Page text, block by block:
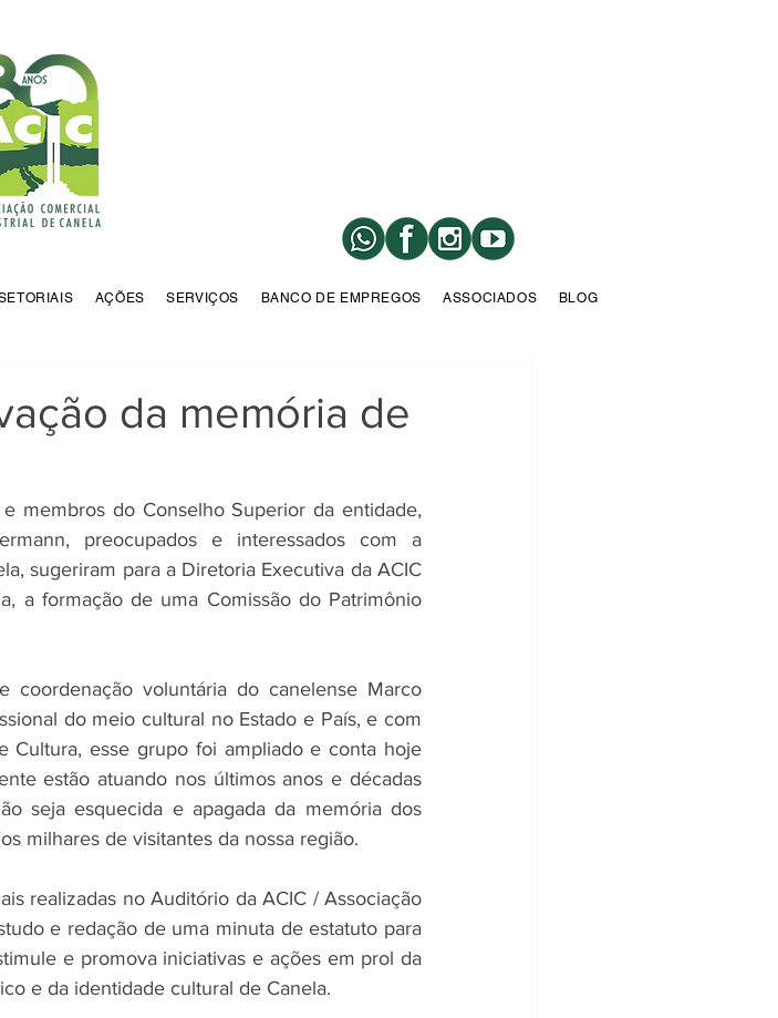
AÇÕES SERVIÇOS BANCO DE EMPREGOS ASSOCIADOS BLOG
da memória de
membros do Conselho Superior da entidade,
preocupados e interessados com a
sugeriram para a Diretoria Executiva da ACIC
a formação de uma Comissão do Patrimônio
coordenação voluntária do canelense Marco
do meio cultural no Estado e País, e com
Cultura, esse grupo foi ampliado e conta hoje
estão atuando nos últimos anos e décadas
seja esquecida e apagada da memória dos
milhares de visitantes da nossa região.
realizadas no Auditório da ACIC / Associação
e redação de uma minuta de estatuto para
e promova iniciativas e ações em prol da
e da identidade cultural de Canela.